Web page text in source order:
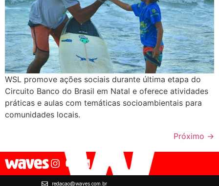
WSL promove ações sociais durante última etapa do
Circuito Banco do Brasil em Natal e oferece atividades
práticas e aulas com temáticas socioambientais para
comunidades locais.
Próximo →
redacao@waves.com.br